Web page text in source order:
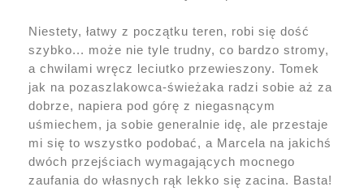
Niestety, łatwy z początku teren, robi się dość
szybko... może nie tyle trudny, co bardzo stromy,
a chwilami wręcz leciutko przewieszony. Tomek
jak na pozaszlakowca-świeżaka radzi sobie aż za
dobrze, napiera pod górę z niegasnącym
uśmiechem, ja sobie generalnie idę, ale przestaje
mi się to wszystko podobać, a Marcela na jakichś
dwóch przejściach wymagających mocnego
zaufania do własnych rąk lekko się zacina. Basta!